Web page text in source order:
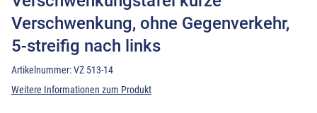
Verschwenkung, ohne Gegenverkehr,
5-streifig nach links
Artikelnummer:VZ 513-14
Weitere Informationen zum Produkt